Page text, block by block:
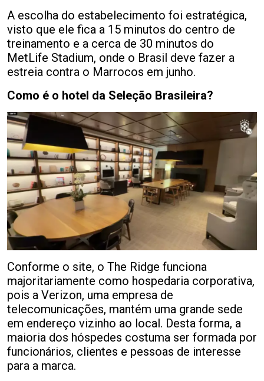
A escolha do estabelecimento foi estratégica,
visto que ele fica a 15 minutos do centro de
treinamento e a cerca de 30 minutos do
MetLife Stadium, onde o Brasil deve fazer a
estreia contra o Marrocos em junho.
Como é o hotel da Seleção Brasileira?
Conforme o site, o The Ridge funciona
majoritariamente como hospedaria corporativa,
pois a Verizon, uma empresa de
telecomunicações, mantém uma grande sede
em endereço vizinho ao local. Desta forma, a
maioria dos hóspedes costuma ser formada por
funcionários, clientes e pessoas de interesse
para a marca.